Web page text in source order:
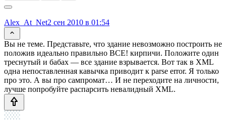
Alex_At_Net2 сен 2010 в 01:54
Вы не теме. Представьте, что здание невозможно построить не
положив идеально правильно ВСЕ! кирпичи. Положите один
треснутый и бабах — все здание взрывается. Вот так в XML
одна непоставленная кавычка приводит к parse error. Я только
про это. А вы про сампромат… И не переходите на личности,
лучше попробуйте распарсить невалидный XML.